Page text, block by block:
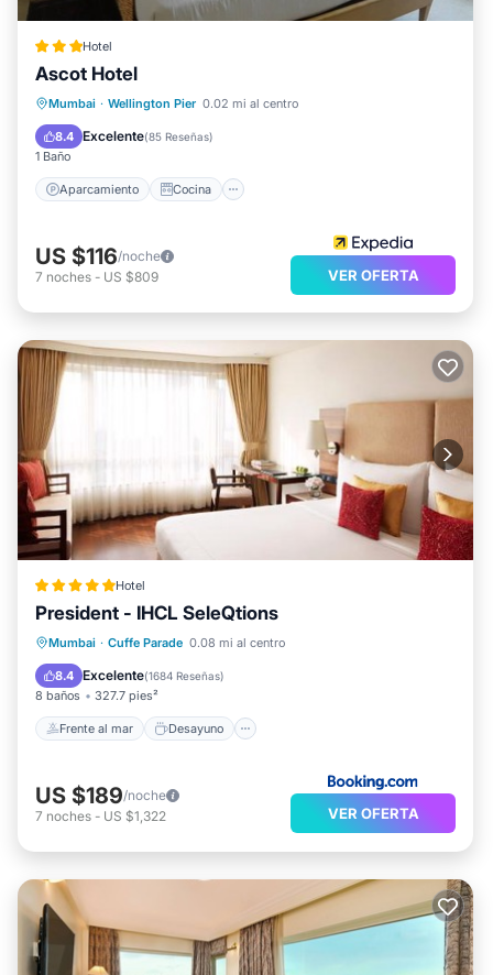
Hotel
Ascot Hotel
Mumbai · Wellington Pier 0.02 mi al centro
8.4 Excelente(85 Reseñas)
1 Baño
Aparcamiento Cocina
Aparcamiento
Cocina
Aire acondicionado
US $116/noche
7 noches - US $809 VER OFERTA
Hotel
President - IHCL SeleQtions
Mumbai · Cuffe Parade 0.08 mi al centro
8.4 Excelente(1684 Reseñas)
8 baños 327.7 pies²
Frente al mar Desayuno
Frente al mar
Desayuno
Aparcamiento
US $189/noche
7 noches - US $1,322 VER OFERTA